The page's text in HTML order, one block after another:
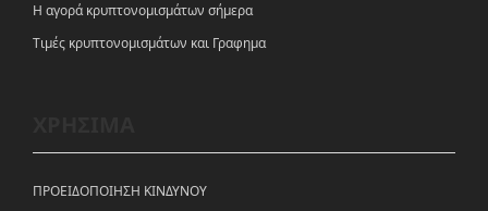
Η αγορά κρυπτονομισμάτων σήμερα
Tιμές κρυπτονομισμάτων και Γραφημα
ΠΡΟΕΙΔΟΠΟΙΗΣΗ ΚΙΝΔΥΝΟΥ